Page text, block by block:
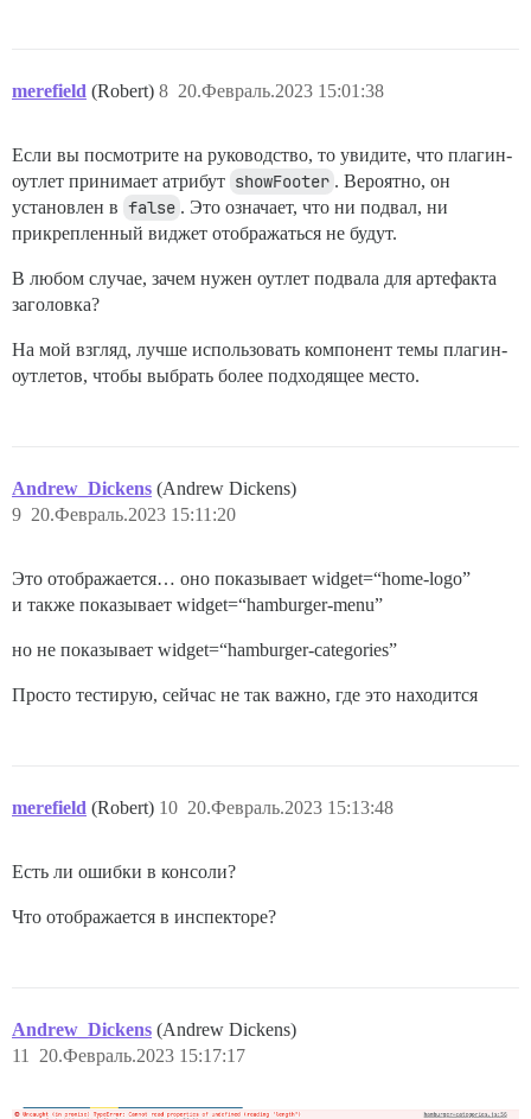
merefield (Robert) 20.Февраль.2023 15:01:38
8
Если вы посмотрите на руководство, то увидите, что плагин-
оутлет принимает атрибут showFooter . Вероятно, он
установлен в false . Это означает, что ни подвал, ни
прикрепленный виджет отображаться не будут.
В любом случае, зачем нужен оутлет подвала для артефакта
заголовка?
На мой взгляд, лучше использовать компонент темы плагин-
оутлетов, чтобы выбрать более подходящее место.
Andrew_Dickens (Andrew Dickens)
20.Февраль.2023 15:11:20
9
Это отображается… оно показывает widget=“home-logo”
и также показывает widget=“hamburger-menu”
но не показывает widget=“hamburger-categories”
Просто тестирую, сейчас не так важно, где это находится
merefield (Robert) 20.Февраль.2023 15:13:48
10
Есть ли ошибки в консоли?
Что отображается в инспекторе?
Andrew_Dickens (Andrew Dickens)
20.Февраль.2023 15:17:17
11